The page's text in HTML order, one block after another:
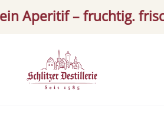
– fruchtig. frisch.